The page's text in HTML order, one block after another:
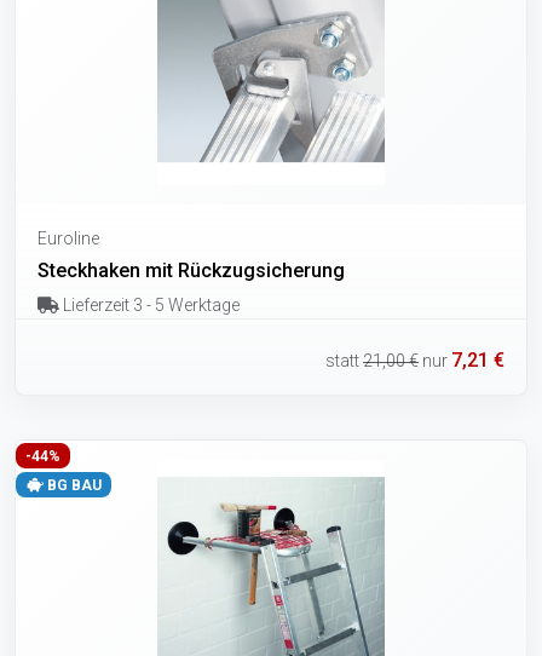
Euroline
Steckhaken mit Rückzugsicherung
Lieferzeit 3 - 5 Werktage
statt21,00 € nur 7,21 €
-44%
BG BAU